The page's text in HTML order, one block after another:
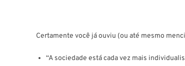
Certamente você já ouviu (ou até mesmo
“A sociedade está cada vez mais